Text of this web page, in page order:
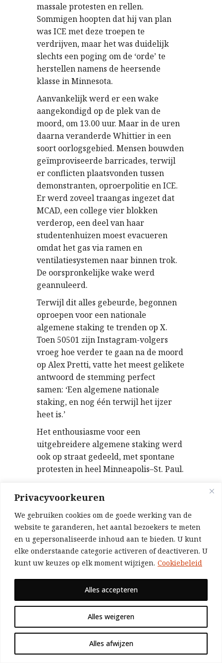
Privacyvoorkeuren
We gebruiken cookies om de goede werking van de
website te garanderen, het aantal bezoekers te meten
en u gepersonaliseerde inhoud aan te bieden. U kunt
elke onderstaande categorie activeren of deactiveren. U
kunt uw keuzes op elk moment wijzigen. Cookiebeleid
Alles weigeren
Alles afwijzen
Alles accepteren
massale protesten en rellen.
Sommigen hoopten dat hij van plan
was ICE met deze troepen te
verdrijven, maar het was duidelijk
slechts een poging om de ‘orde’ te
herstellen namens de heersende
klasse in Minnesota.
Aanvankelijk werd er een wake
aangekondigd op de plek van de
moord, om 13.00 uur. Maar in de uren
daarna veranderde Whittier in een
soort oorlogsgebied. Mensen bouwden
geïmproviseerde barricades, terwijl
er conflicten plaatsvonden tussen
demonstranten, oproerpolitie en ICE.
Er werd zoveel traangas ingezet dat
MCAD, een college vier blokken
verderop, een deel van haar
studentenhuizen moest evacueren
omdat het gas via ramen en
ventilatiesystemen naar binnen trok.
De oorspronkelijke wake werd
geannuleerd.
Terwijl dit alles gebeurde, begonnen
oproepen voor een nationale
algemene staking te trenden op X.
Toen 50501 zijn Instagram-volgers
vroeg hoe verder te gaan na de moord
op Alex Pretti, vatte het meest gelikete
antwoord de stemming perfect
samen: ‘Een algemene nationale
staking, en nog één terwijl het ijzer
heet is.’
Het enthousiasme voor een
uitgebreidere algemene staking werd
ook op straat gedeeld, met spontane
protesten in heel Minneapolis–St. Paul.
van de sfeer op straat – enigszins
vergelijkbaar met de beroemde scène
op het Tiananmenplein in 1989 – werd
een gepantserd voertuig van de
Nationale Garde tot stilstand gebracht
en omsingeld door een menigte
Militante sfeer bij een spontane wake
Omdat de ‘officiële’ wake was
geannuleerd, ontstonden er
om wakes te organiseren, waarbij